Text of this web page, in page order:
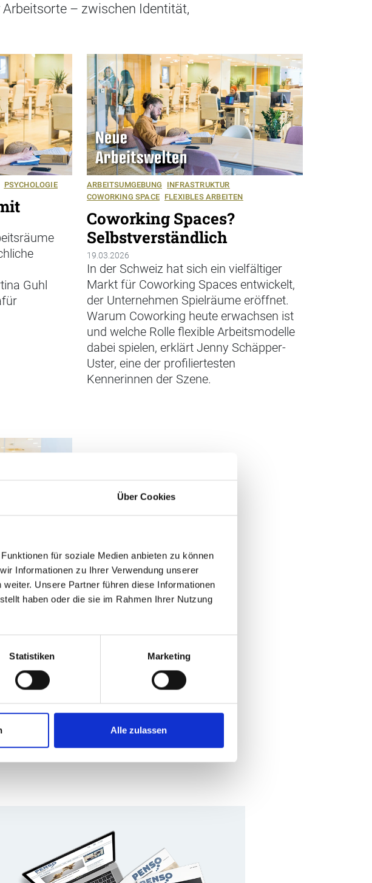
Über Cookies
für soziale Medien anbieten zu können
Informationen zu Ihrer Verwendung unserer
Unsere Partner führen diese Informationen
haben oder die sie im Rahmen Ihrer Nutzung
Statistiken Marketing
Alle zulassen
– zwischen Identität,
PSYCHOLOGIE
Guhl
ARBEITSUMGEBUNG
INFRASTRUKTUR
COWORKING SPACE FLEXIBLES ARBEITEN
Coworking Spaces?
Selbstverständlich
19.03.2026
In der Schweiz hat sich ein vielfältiger
Markt für Coworking Spaces entwickelt,
der Unternehmen Spielräume eröffnet.
Warum Coworking heute erwachsen ist
und welche Rolle flexible Arbeitsmodelle
dabei spielen, erklärt Jenny Schäpper-
Uster, eine der profiliertesten
Kennerinnen der Szene.
PSYCHOLOGIE
hybrider
neu
und